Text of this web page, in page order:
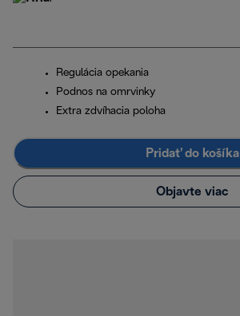
Regulácia opekania
Podnos na omrvinky
Extra zdvíhacia poloha
Pridať do košíka
Objavte viac